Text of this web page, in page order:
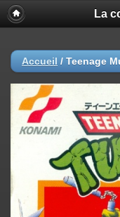
La
Accueil / Teenage